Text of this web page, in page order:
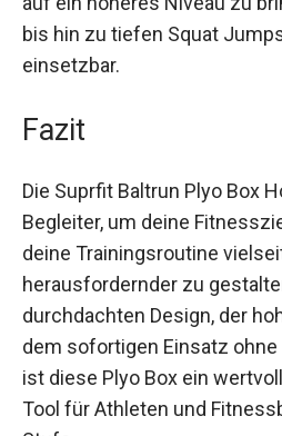
auf ein höheres Niveau zu
bis hin zu tiefen Squat
vielseitig einsetzbar.
Fazit
Die Suprfit Baltrun Plyo Box
Begleiter, um deine
deine Trainingsroutine
herausfordernder zu
durchdachten Design, der
dem sofortigen Einsatz
Montage, ist diese Plyo Box
effektives Tool für Athleten